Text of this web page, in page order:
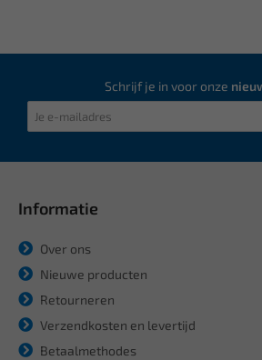
Schrijf je in voor onze
Informatie
Over ons
Nieuwe producten
Retourneren
Verzendkosten en levertijd
Betaalmethodes